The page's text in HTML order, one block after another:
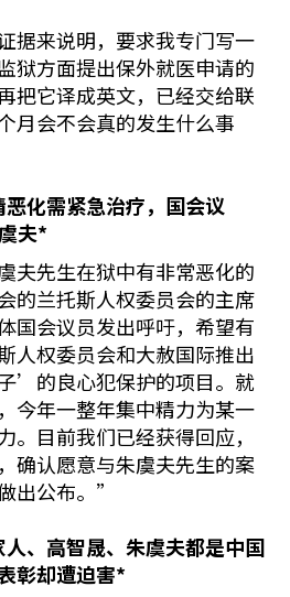
据来说明，要求我专门写一
狱方面提出保外就医申请的
把它译成英文，已经交给联
月会不会真的发生什么事
化需紧急治疗，国会议
夫*
夫先生在狱中有非常恶化的
的兰托斯人权委员会的主席
国会议员发出呼吁，希望有
人权委员会和大赦国际推出
’的良心犯保护的项目。就
今年一整年集中精力为某一
。目前我们已经获得回应，
确认愿意与朱虞夫先生的案
出公布。”
、高智晟、朱虞夫都是中国
彰却遭迫害*